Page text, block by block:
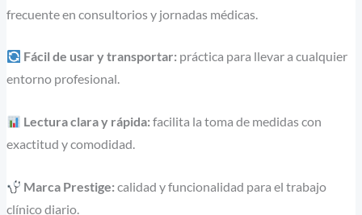
frecuente en consultorios y jornadas médicas.
Fácil de usar y transportar: práctica para llevar a cualquier
entorno profesional.
Lectura clara y rápida: facilita la toma de medidas con
exactitud y comodidad.
Marca Prestige: calidad y funcionalidad para el trabajo
clínico diario.